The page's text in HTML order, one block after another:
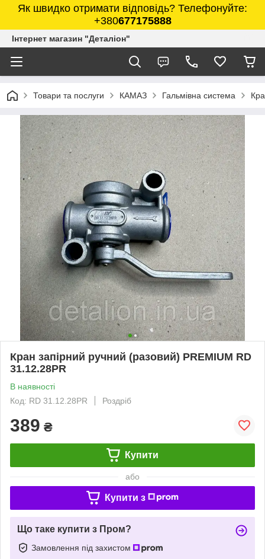
Як швидко отримати відповідь? Телефонуйте:
+380677175888
Інтернет магазин "Деталіон"
Товари та послуги КАМАЗ Гальмівна система
Кран запірний ручний (разовий) PREMIUM RD
31.12.28PR
В наявності
Код: RD 31.12.28PR
Роздріб
389 ₴
Купити
або
Купити з
Що таке купити з Пром?
Замовлення під захистом